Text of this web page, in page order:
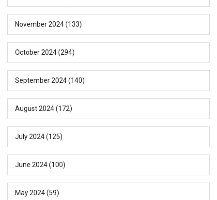
November 2024(133)
October 2024(294)
September 2024(140)
August 2024(172)
July 2024(125)
June 2024(100)
May 2024(59)